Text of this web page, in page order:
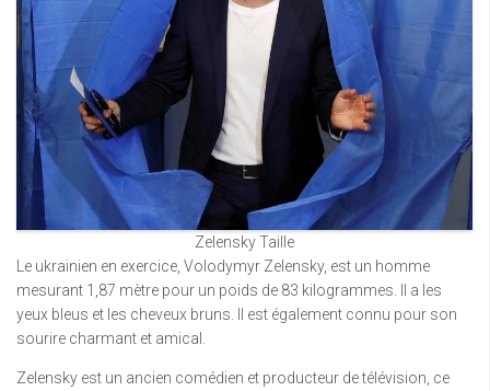
Zelensky Taille
Le ukrainien en exercice, Volodymyr Zelensky, est un homme
mesurant 1,87 mètre pour un poids de 83 kilogrammes. Il a les
yeux bleus et les cheveux bruns. Il est également connu pour son
sourire charmant et amical.
Zelensky est un ancien comédien et producteur de télévision, ce